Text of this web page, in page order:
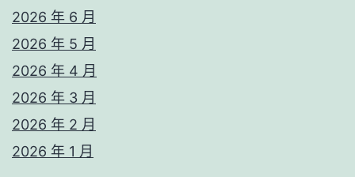
2026 年 6 月
2026 年 5 月
2026 年 4 月
2026 年 3 月
2026 年 2 月
2026 年 1 月